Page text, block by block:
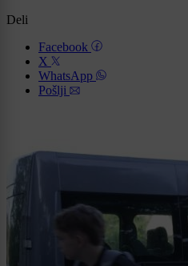
Deli
Facebook
X
WhatsApp
Pošlji